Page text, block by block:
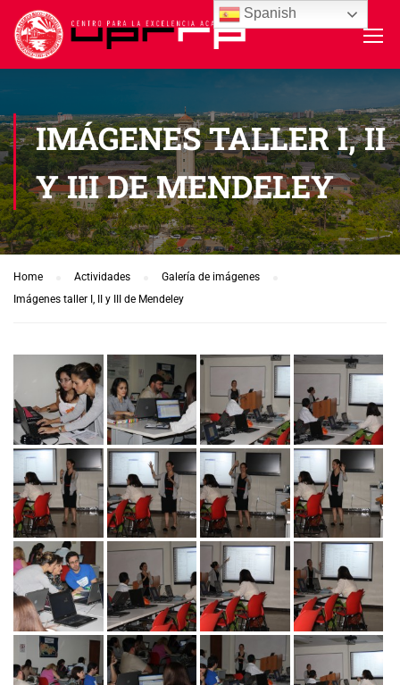
IMÁGENES TALLER I, II
Y III DE MENDELEY
Home Actividades
Galería de imágenes
Imágenes taller I, II y III de Mendeley
Spanish